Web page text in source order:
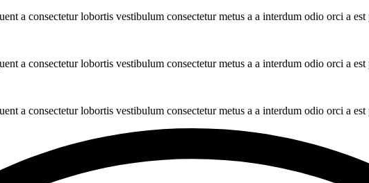
a consectetur lobortis vestibulum consectetur metus a a interdum odio orci a
a consectetur lobortis vestibulum consectetur metus a a interdum odio orci a
a consectetur lobortis vestibulum consectetur metus a a interdum odio orci a